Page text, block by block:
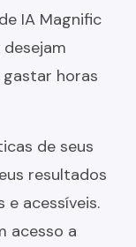
IA Magnific
horas
de seus
resultados
e acessíveis.
acesso a